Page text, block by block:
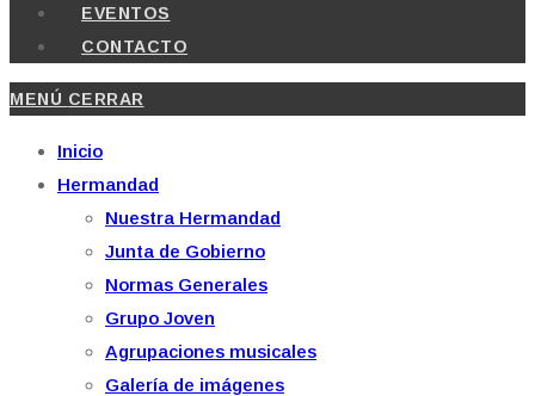
EVENTOS
CONTACTO
MENÚ CERRAR
Inicio
Hermandad
Nuestra Hermandad
Junta de Gobierno
Normas Generales
Grupo Joven
Agrupaciones musicales
Galería de imágenes